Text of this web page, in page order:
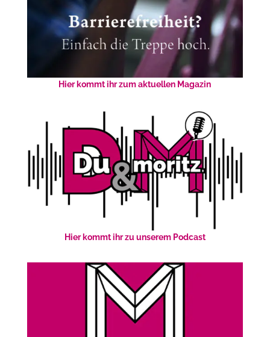
Hier kommt ihr zum aktuellen Magazin
Hier kommt ihr zu unserem Podcast